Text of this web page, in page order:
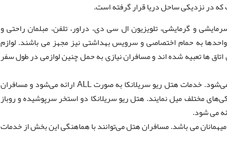
که در نزدیکی ساحل دریا قرار گرفته است.
و گرمایشی، تلویزیون ال سی دی، دراور، تلفن، مبلمان راحتی و
به حمام اختصاصی و سرویس بهداشتی نیز مجهز می باشند. لوازم
ها تعبیه شده اند و مسافران نیازی به حمل چنین لوازمی در طول سفر
صبحانه همه روزه به صورت بوفه و رایگان در هتل سرو می‌شود. خدمات هتل ریو سریلانکا به صورت ALL ارائه می‌شود و مسافران
مختلف میل نمایند. هتل ریو سریلانکا دو استخر سرپوشیده و روباز
می شود.
می باشد. مسافران هتل می‌توانند با هماهنگی این بخش از خدمات